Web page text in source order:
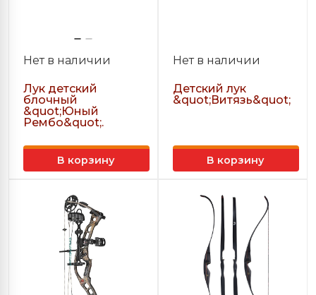
Нет в наличии
Лук детский
блочный
&quot;Юный
Рембо&quot;.
В корзину
Нет в наличии
Детский лук
&quot;Витязь&quot;
В корзину